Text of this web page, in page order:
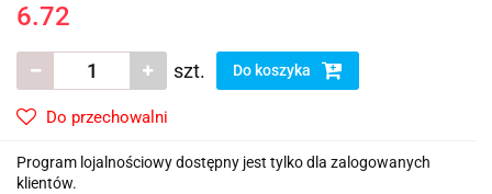
6.72
szt. Do koszyka
Do przechowalni
Program lojalnościowy dostępny jest tylko dla zalogowanych
klientów.